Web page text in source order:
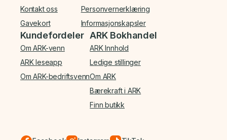
Kontakt oss
Gavekort
Personvernerklæring
Informasjonskapsler
Kundefordeler
Om ARK-venn
ARK leseapp
Om ARK-bedriftsvenn
ARK Bokhandel
ARK Innhold
Ledige stillinger
Om ARK
Bærekraft i ARK
Finn butikk